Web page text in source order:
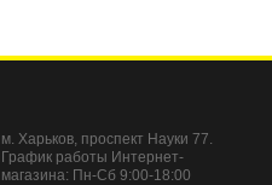
м. Харьков, проспект Науки 77.
График работы Интернет-
магазина: Пн-Сб 9:00-18:00